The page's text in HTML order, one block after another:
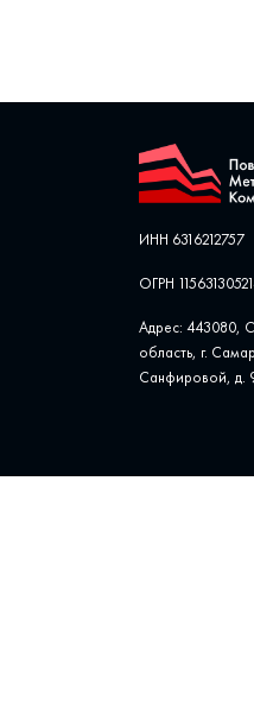
ИНН 6316212757
ОГРН
Адрес: 443080,
область, г.
Санфировой, д.